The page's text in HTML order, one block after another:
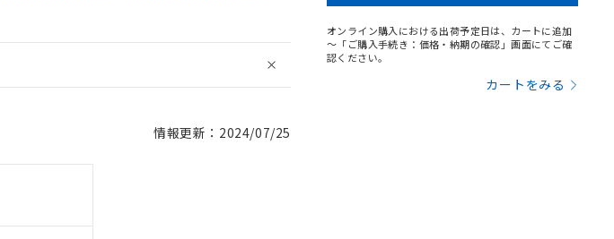
情報更新：2024/07/25
オンライン購入における出荷予定日は、カートに追加
～「ご購入手続き：価格・納期の確認」画面にてご確
認ください。
カートをみる